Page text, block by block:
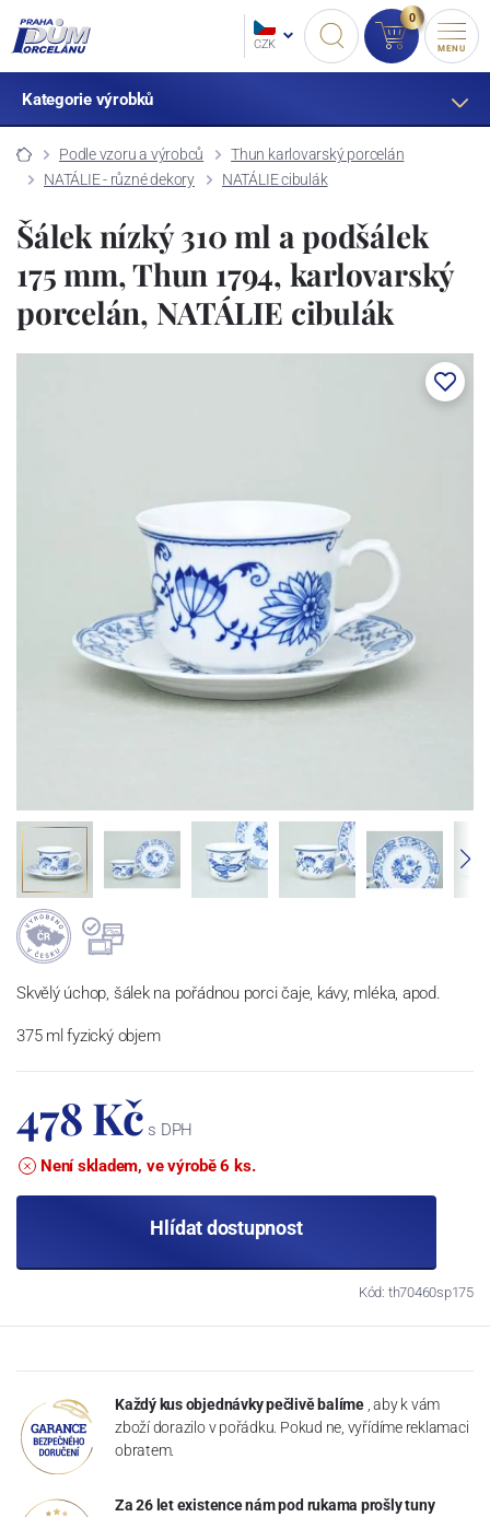
CZK
0
MENU
Kategorie výrobků
Podle vzoru a výrobců
Thun karlovarský porcelán
NATÁLIE - různé dekory
NATÁLIE cibulák
Šálek nízký 310 ml a podšálek
175 mm, Thun 1794, karlovarský
porcelán, NATÁLIE cibulák
Skvělý úchop, šálek na pořádnou porci čaje, kávy, mléka, apod.
375 ml fyzický objem
478 Kč s DPH
Není skladem, ve výrobě 6 ks.
Hlídat dostupnost
Kód: th70460sp175
Každý kus objednávky pečlivě balíme , aby k vám
zboží dorazilo v pořádku. Pokud ne, vyřídíme reklamaci
obratem.
Za 26 let existence nám pod rukama prošly tuny